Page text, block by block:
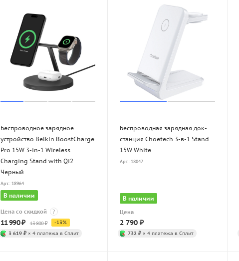
Беспроводное зарядное
устройство Belkin BoostCharge
Pro 15W 3-in-1 Wireless
Charging Stand with Qi2
Черный
Арт.: 18964
В наличии
Цена со скидкой ?
11 990₽ 13 800₽ -13%
3 619 ₽ × 4 платежа в Сплит
Беспроводная зарядная док-
станция Choetech 3-в-1 Stand
15W White
Арт.: 18047
В наличии
Цена
2 790 ₽
732 ₽ × 4 платежа в Сплит